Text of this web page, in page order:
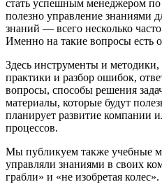
стать успешным менеджером
полезно управление знаниями
знаний — всего несколько
Именно на такие вопросы есть
Здесь инструменты и
практики и разбор ошибок,
вопросы, способы решения
материалы, которые будут
планирует развитие компании
процессов.
Мы публикуем также учебные
управляли знаниями в своих
грабли» и «не изобретая колес».